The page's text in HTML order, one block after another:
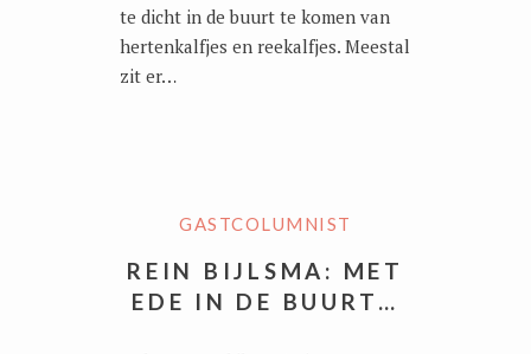
te dicht in de buurt te komen van
hertenkalfjes en reekalfjes. Meestal
zit er…
GASTCOLUMNIST
REIN BIJLSMA: MET
EDE IN DE BUURT…